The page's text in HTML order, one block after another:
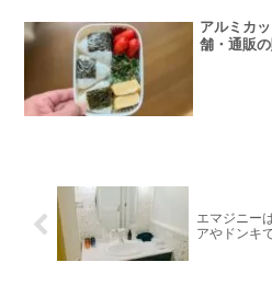
アルミカ
舗・通販
エマジニー
アやドンキ